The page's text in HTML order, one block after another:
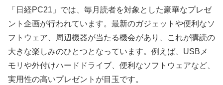
「日経PC21」では、毎月読者を対象とした豪華なプレゼ
ント企画が行われています。最新のガジェットや便利なソ
フトウェア、周辺機器が当たる機会があり、これが購読の
大きな楽しみのひとつとなっています。例えば、USBメ
モリや外付けハードドライブ、便利なソフトウェアなど、
実用性の高いプレゼントが目玉です。